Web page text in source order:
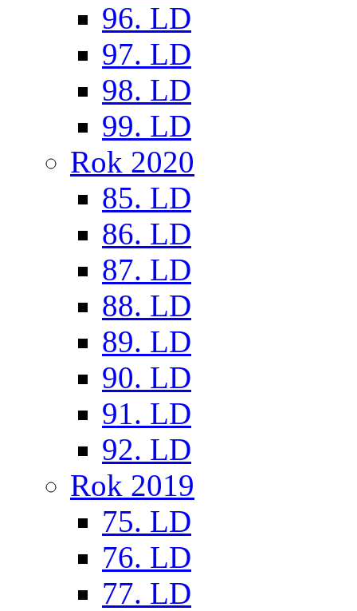
96. LD
97. LD
98. LD
99. LD
Rok 2020
85. LD
86. LD
87. LD
88. LD
89. LD
90. LD
91. LD
92. LD
Rok 2019
75. LD
76. LD
77. LD